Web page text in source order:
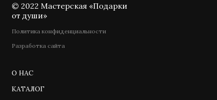
© 2022 Мастерская «Подарки
от души»
Политика конфиденциальности
Разработка сайта
О НАС
КАТАЛОГ